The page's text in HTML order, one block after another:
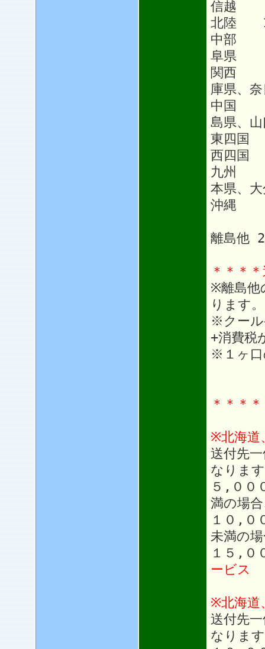
信越
北陸
中部
阜県
関西
庫県、
中国
島県、
東四
西四国
九州
本県、
沖縄
離島他
＊＊＊
※離島他
ります。
※クール
+消費税
※１ヶ口
＊＊＊
※北海道
送付先
なりま
５,００
満の場
１０,０
未満の
１５,０
ービス
※北海道
送付先
なりま